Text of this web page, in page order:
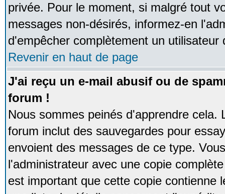
privée. Pour le moment, si malgré tout
messages non-désirés, informez-en
d'empêcher complètement un
Revenir en haut de page
J'ai reçu un e-mail abusif ou de
forum !
Nous sommes peinés d'apprendre cela.
forum inclut des sauvegardes pour
envoient des messages de ce type.
l'administrateur avec une copie
est important que cette copie contienne